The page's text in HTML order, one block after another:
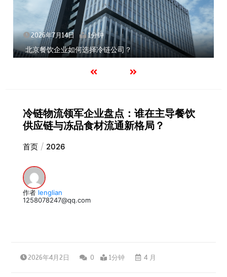
2026年7月14日 1分钟
北京餐饮企业如何选择冷链公司？
冷链物流领军企业盘点：谁在主导餐饮
供应链与冻品食材流通新格局？
首页 2026
作者 lenglian
1258078247@qq.com
2026年4月2日 0 1分钟 4 月